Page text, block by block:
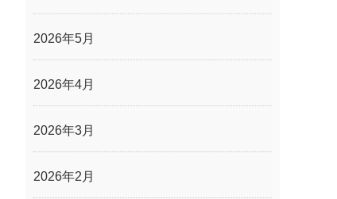
2026年5月
2026年4月
2026年3月
2026年2月